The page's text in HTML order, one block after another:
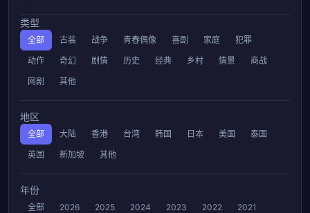
类型
全部 古装 战争 青春偶像 喜剧 家庭
犯罪
动作
奇幻 剧情 历史 经典 乡村 情景
商战
网剧
其他
地区
全部 大陆 香港 台湾 韩国 日本 美国
泰国
英国
新加坡 其他
年份
全部 2026 2025 2024 2023 2022
2021